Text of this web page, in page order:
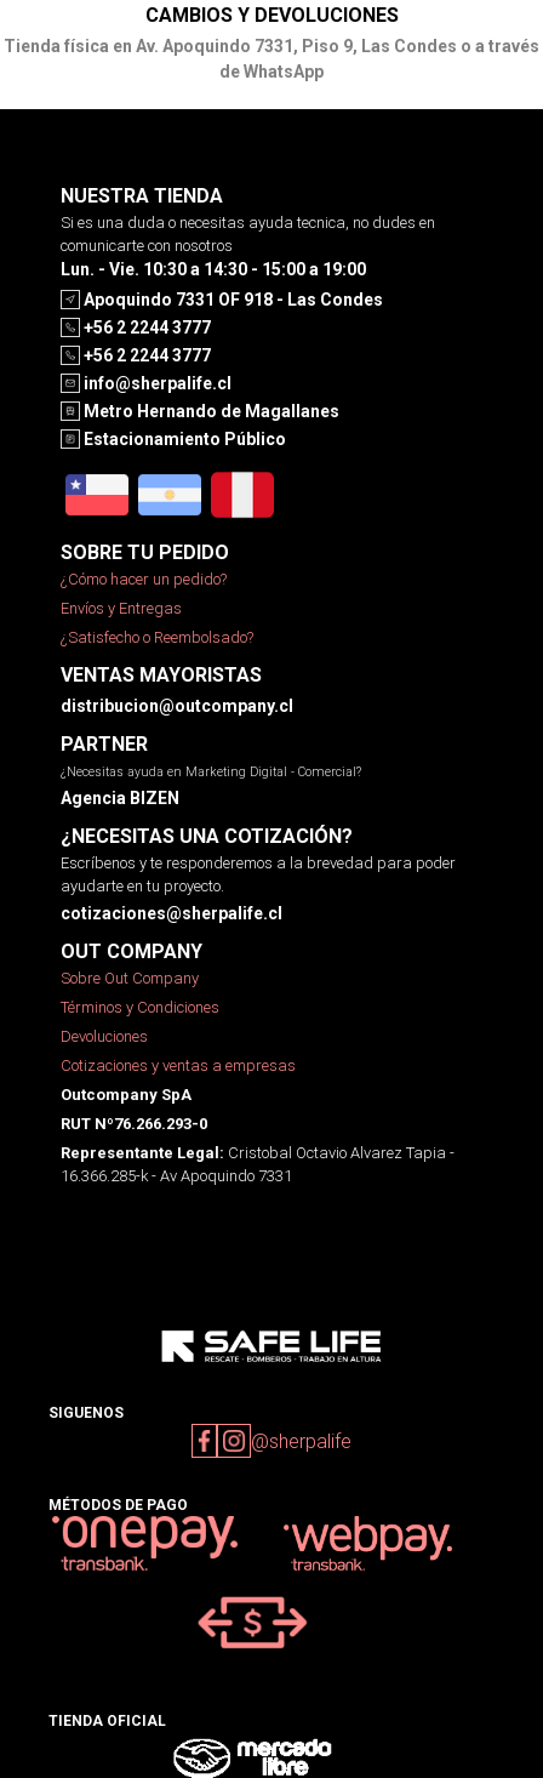
CAMBIOS Y DEVOLUCIONES
Tienda física en Av. Apoquindo 7331, Piso 9, Las Condes o a través
de WhatsApp
NUESTRA TIENDA
Si es una duda o necesitas ayuda tecnica, no dudes en
comunicarte con nosotros
Lun. - Vie. 10:30 a 14:30 - 15:00 a 19:00
Apoquindo 7331 OF 918 - Las Condes
+56 2 2244 3777
+56 2 2244 3777
info@sherpalife.cl
Metro Hernando de Magallanes
Estacionamiento Público
SOBRE TU PEDIDO
¿Cómo hacer un pedido?
Envíos y Entregas
¿Satisfecho o Reembolsado?
VENTAS MAYORISTAS
distribucion@outcompany.cl
PARTNER
¿Necesitas ayuda en Marketing Digital - Comercial?
Agencia BIZEN
¿NECESITAS UNA COTIZACIÓN?
Escríbenos y te responderemos a la brevedad para poder
ayudarte en tu proyecto.
cotizaciones@sherpalife.cl
OUT COMPANY
Sobre Out Company
Términos y Condiciones
Devoluciones
Cotizaciones y ventas a empresas
Outcompany SpA
RUT Nº76.266.293-0
Representante Legal: Cristobal Octavio Alvarez Tapia -
16.366.285-k - Av Apoquindo 7331
SIGUENOS
@sherpalife
MÉTODOS DE PAGO
TIENDA OFICIAL